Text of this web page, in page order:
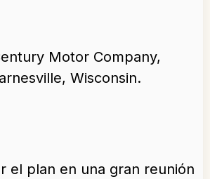
Motor Company,
Wisconsin.
el plan en una gran reunión